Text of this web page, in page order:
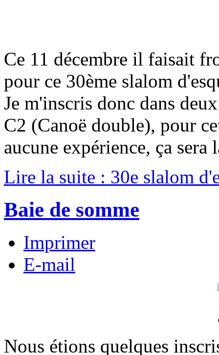
Ce 11 décembre il faisait
pour ce 30ème slalom
Je m'inscris donc dans
C2 (Canoë double), pour
aucune expérience, ça sera
Lire la suite : 30e slalom
Baie de somme
Imprimer
E-mail
Nous étions quelques